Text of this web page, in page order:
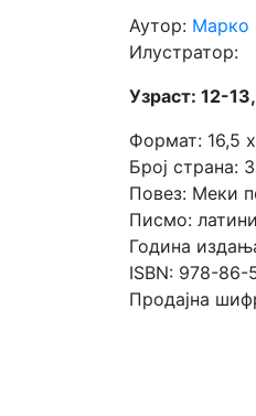
Аутор: Марко
Илустратор:
Узраст: 12-
Формат: 16,5
Број страна:
Повез: Меки
Писмо:
Година
ISBN: 978-
Продајна